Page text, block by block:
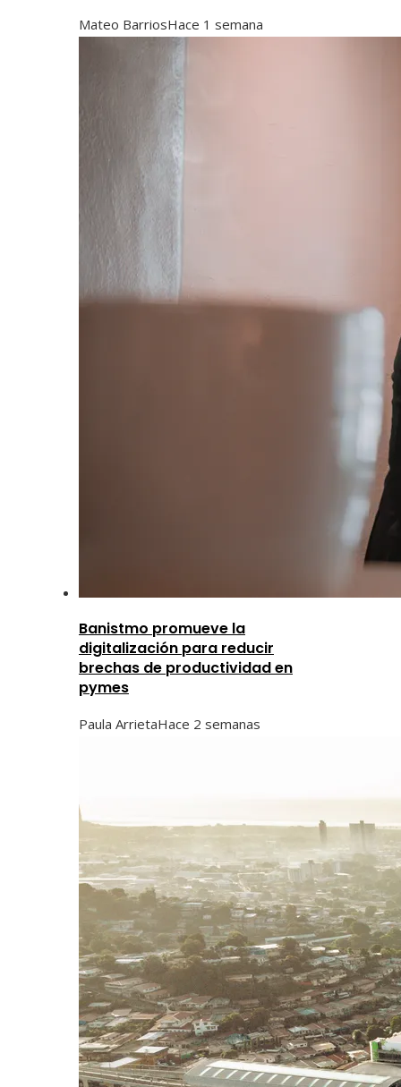
Mateo BarriosHace 1 semana
Banistmo promueve la
digitalización para reducir
brechas de productividad en
pymes
Paula ArrietaHace 2 semanas